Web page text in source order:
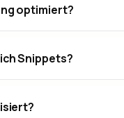
optimiert?
Snippets?